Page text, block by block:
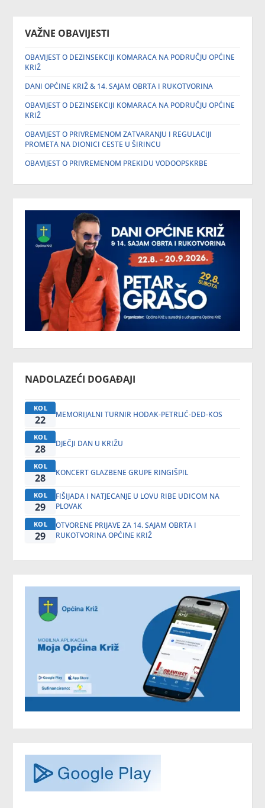
VAŽNE OBAVIJESTI
OBAVIJEST O DEZINSEKCIJI KOMARACA NA PODRUČJU OPĆINE
KRIŽ
DANI OPĆINE KRIŽ & 14. SAJAM OBRTA I RUKOTVORINA
OBAVIJEST O DEZINSEKCIJI KOMARACA NA PODRUČJU OPĆINE
KRIŽ
OBAVIJEST O PRIVREMENOM ZATVARANJU I REGULACIJI
PROMETA NA DIONICI CESTE U ŠIRINCU
OBAVIJEST O PRIVREMENOM PREKIDU VODOOPSKRBE
NADOLAZEĆI DOGAĐAJI
KOL
22 MEMORIJALNI TURNIR HODAK-PETRLIĆ-DED-KOS
KOL
28 DJEČJI DAN U KRIŽU
KOL
28 KONCERT GLAZBENE GRUPE RINGIŠPIL
KOL
29
FIŠIJADA I NATJECANJE U LOVU RIBE UDICOM NA
PLOVAK
KOL
29
OTVORENE PRIJAVE ZA 14. SAJAM OBRTA I
RUKOTVORINA OPĆINE KRIŽ